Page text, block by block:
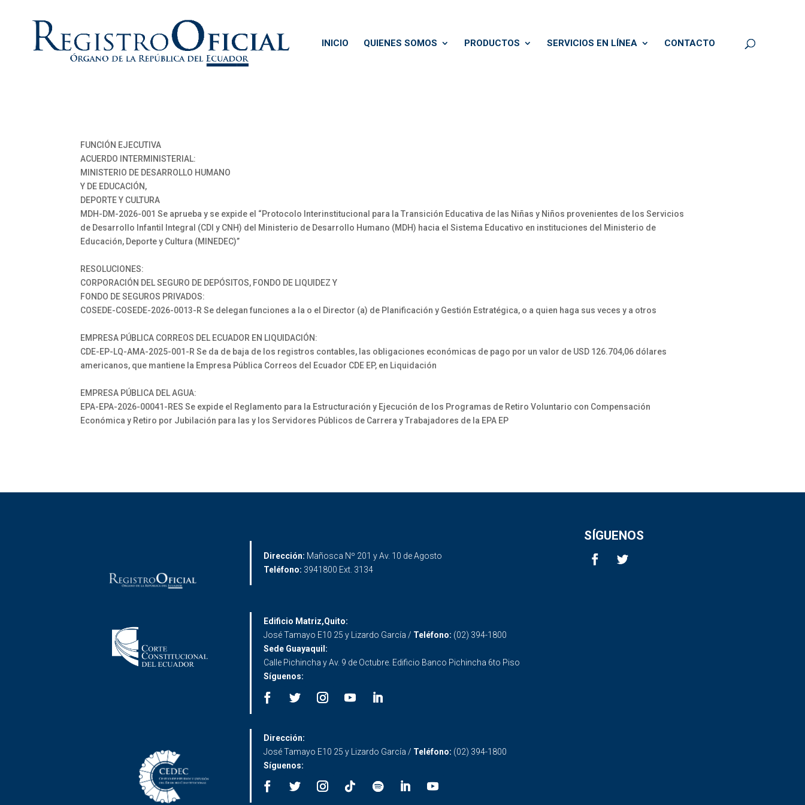
INICIO QUIENES SOMOS PRODUCTOS SERVICIOS EN LÍNEA CONTACTO
FUNCIÓN EJECUTIVA
ACUERDO INTERMINISTERIAL:
MINISTERIO DE DESARROLLO HUMANO
Y DE EDUCACIÓN,
DEPORTE Y CULTURA
MDH-DM-2026-001 Se aprueba y se expide el “Protocolo Interinstitucional para la Transición Educativa de las Niñas y Niños provenientes de los Servicios
de Desarrollo Infantil Integral (CDI y CNH) del Ministerio de Desarrollo Humano (MDH) hacia el Sistema Educativo en instituciones del Ministerio de
Educación, Deporte y Cultura (MINEDEC)”
RESOLUCIONES:
CORPORACIÓN DEL SEGURO DE DEPÓSITOS, FONDO DE LIQUIDEZ Y
FONDO DE SEGUROS PRIVADOS:
COSEDE-COSEDE-2026-0013-R Se delegan funciones a la o el Director (a) de Planificación y Gestión Estratégica, o a quien haga sus veces y a otros
EMPRESA PÚBLICA CORREOS DEL ECUADOR EN LIQUIDACIÓN:
CDE-EP-LQ-AMA-2025-001-R Se da de baja de los registros contables, las obligaciones económicas de pago por un valor de USD 126.704,06 dólares
americanos, que mantiene la Empresa Pública Correos del Ecuador CDE EP, en Liquidación
EMPRESA PÚBLICA DEL AGUA:
EPA-EPA-2026-00041-RES Se expide el Reglamento para la Estructuración y Ejecución de los Programas de Retiro Voluntario con Compensación
Económica y Retiro por Jubilación para las y los Servidores Públicos de Carrera y Trabajadores de la EPA EP
Dirección: Mañosca Nº 201 y Av. 10 de Agosto
Teléfono: 3941800 Ext. 3134
SÍGUENOS
Edificio Matriz,Quito:
José Tamayo E10 25 y Lizardo García / Teléfono: (02) 394-1800
Sede Guayaquil:
Calle Pichincha y Av. 9 de Octubre. Edificio Banco Pichincha 6to Piso
Síguenos:
Dirección:
José Tamayo E10 25 y Lizardo García / Teléfono: (02) 394-1800
Síguenos: